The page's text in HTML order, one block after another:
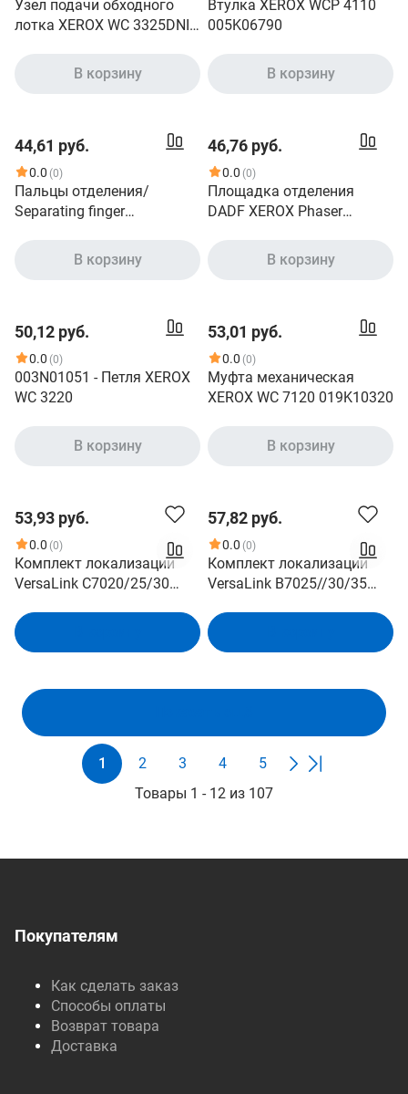
Узел подачи обходного
лотка XEROX WC 3325DNI
В корзину
Втулка XEROX WCP 4110
005K06790
В корзину
44,61 руб.
0.0 (0)
Пальцы отделения/
Separating finger
В корзину
46,76 руб.
0.0 (0)
Площадка отделения
DADF XEROX Phaser
В корзину
50,12 руб.
0.0 (0)
003N01051 - Петля XEROX
WC 3220
В корзину
53,01 руб.
0.0 (0)
Муфта механическая
XEROX WC 7120 019K10320
В корзину
53,93 руб.
0.0 (0)
Комплект локализации
VersaLink C7020/25/30
57,82 руб.
0.0 (0)
Комплект локализации
VersaLink B7025//30/35
1 2 3 4
5
Товары 1 - 12 из 107
Покупателям
Как сделать заказ
Способы оплаты
Возврат товара
Доставка